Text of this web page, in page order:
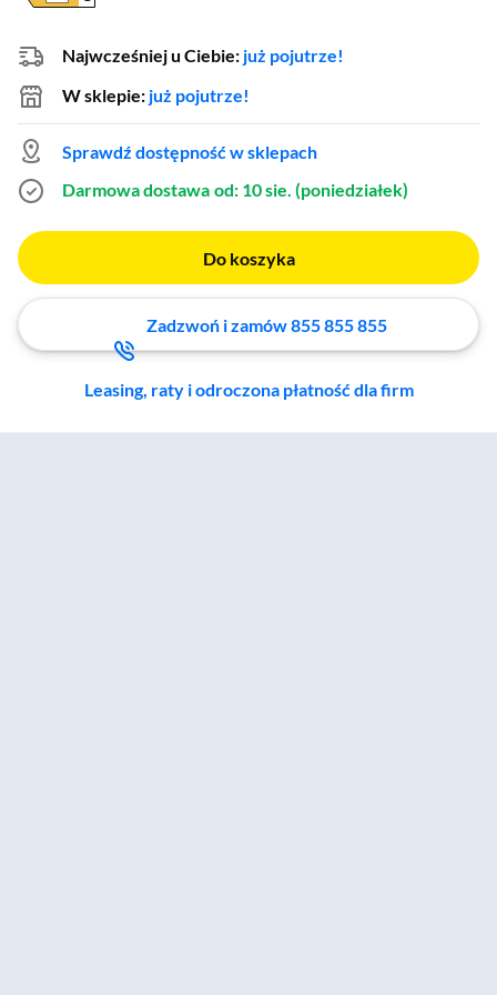
Najwcześniej u Ciebie: już pojutrze!
W sklepie: już pojutrze!
Sprawdź dostępność w sklepach
Darmowa dostawa od: 10 sie. (poniedziałek)
Do koszyka
Zadzwoń i zamów 855 855 855
Leasing, raty i odroczona płatność dla firm